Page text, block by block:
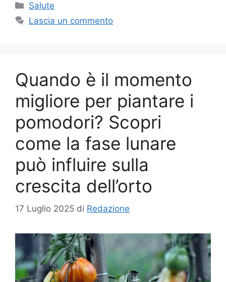
Categorie
Salute
Lascia un commento
Quando è il momento
migliore per piantare i
pomodori? Scopri
come la fase lunare
può influire sulla
crescita dell’orto
17 Luglio 2025 di Redazione